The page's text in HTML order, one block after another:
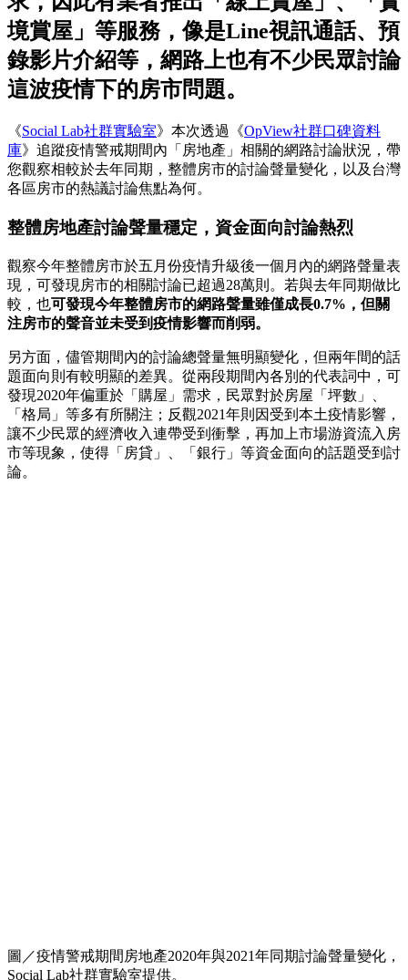
境賞屋」等服務，像是Line視訊通話、預
錄影片介紹等，網路上也有不少民眾討論
這波疫情下的房市問題。
《Social Lab社群實驗室》本次透過《OpView社群口碑資料
庫》追蹤疫情警戒期間內「房地產」相關的網路討論狀況，帶
您觀察相較於去年同期，整體房市的討論聲量變化，以及台灣
各區房市的熱議討論焦點為何。
整體房地產討論聲量穩定，資金面向討論熱烈
觀察今年整體房市於五月份疫情升級後一個月內的網路聲量表
現，可發現房市的相關討論已超過28萬則。若與去年同期做比
較，也可發現今年整體房市的網路聲量雖僅成長0.7%，但關
注房市的聲音並未受到疫情影響而削弱。
另方面，儘管期間內的討論總聲量無明顯變化，但兩年間的話
題面向則有較明顯的差異。從兩段期間內各別的代表詞中，可
發現2020年偏重於「購屋」需求，民眾對於房屋「坪數」、
「格局」等多有所關注；反觀2021年則因受到本土疫情影響，
讓不少民眾的經濟收入連帶受到衝擊，再加上市場游資流入房
市等現象，使得「房貸」、「銀行」等資金面向的話題受到討
論。
圖／疫情警戒期間房地產2020年與2021年同期討論聲量變化，
Social Lab社群實驗室提供。